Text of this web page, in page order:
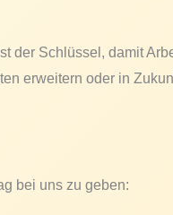
der Schlüssel, damit
erweitern oder in
bei uns zu geben: